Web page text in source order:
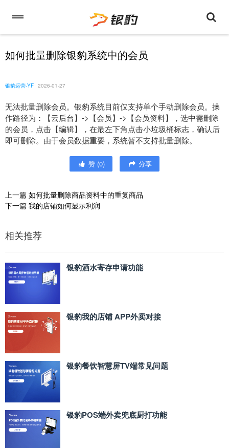
如何批量删除银豹系统中的会员
银豹运营-YF 2026-01-27
无法批量删除会员。银豹系统目前仅支持单个手动删除会员。操
作路径为：【云后台】->【会员】->【会员资料】，选中需删除
的会员，点击【编辑】，在最左下角点击小垃圾桶标志，确认后
即可删除。由于会员数据重要，系统暂不支持批量删除。
赞 (0) 分享
上一篇 如何批量删除商品资料中的重复商品
下一篇 我的店铺如何显示利润
相关推荐
银豹酒水寄存申请功能
银豹我的店铺 APP外卖对接
银豹餐饮智慧屏TV端常见问题
银豹POS端外卖兜底厨打功能